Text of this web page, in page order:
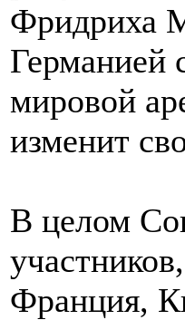
Фридриха
Германией
мировой
изменит
В целом
Франция,